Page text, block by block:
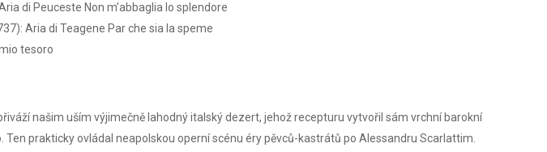
di Peuceste Non m’abbaglia lo splendore
Aria di Teagene Par che sia la speme
tesoro
našim uším výjimečně lahodný italský dezert, jehož recepturu vytvořil sám vrchní barokní
Ten prakticky ovládal neapolskou operní scénu éry pěvců-kastrátů po Alessandru Scarlattim.